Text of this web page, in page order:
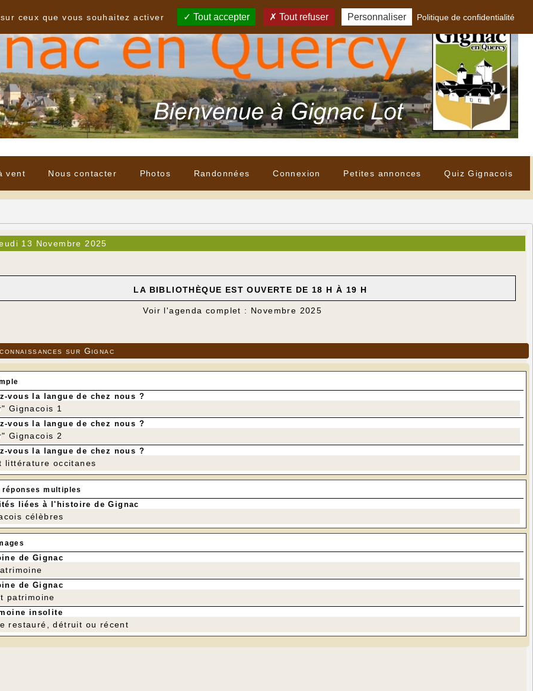
vent Nous contacter Photos Randonnées Connexion Petites annonces Quiz Gignacois
13 Novembre 2025
LA BIBLIOTHÈQUE EST OUVERTE DE 18 H À 19 H
Voir l'agenda complet : Novembre 2025
sur Gignac
vous la langue de chez nous ?
Gignacois 1
vous la langue de chez nous ?
Gignacois 2
vous la langue de chez nous ?
littérature occitanes
réponses multiples
liées à l'histoire de Gignac
célèbres
de Gignac
de Gignac
patrimoine
insolite
restauré, détruit ou récent
ceux que vous souhaitez activer
Tout accepter Tout refuser Personnaliser Politique de confidentialité